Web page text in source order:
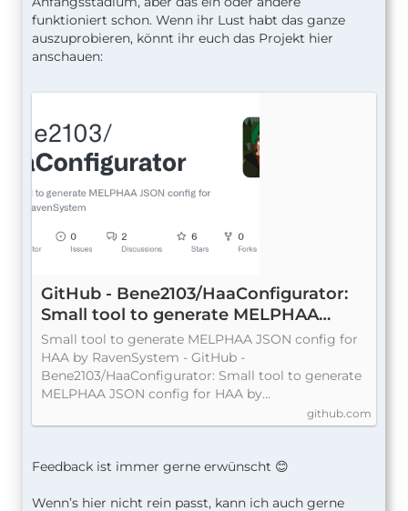
funktioniert schon. Wenn ihr Lust habt das ganze
auszuprobieren, könnt ihr euch das Projekt hier
anschauen:
GitHub - Bene2103/HaaConfigurator:
Small tool to generate MELPHAA
JSON config for HAA by RavenSystem
Small tool to generate MELPHAA JSON config for
HAA by RavenSystem - GitHub -
Bene2103/HaaConfigurator: Small tool to generate
MELPHAA JSON config for HAA by…
github.com
Feedback ist immer gerne erwünscht 😊
Wenn’s hier nicht rein passt, kann ich auch gerne